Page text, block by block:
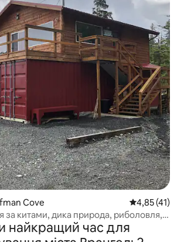
Cove Середня
4,85 (41)
за китами, дика природа, риболовля,
найкращий час для